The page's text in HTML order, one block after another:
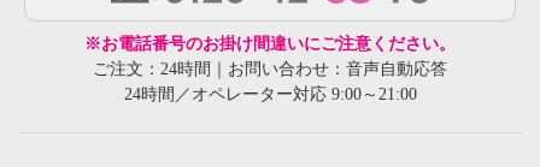
※お電話番号のお掛け間違いにご注意ください。
ご注文：24時間｜お問い合わせ：音声自動応答
24時間／オペレーター対応 9:00～21:00